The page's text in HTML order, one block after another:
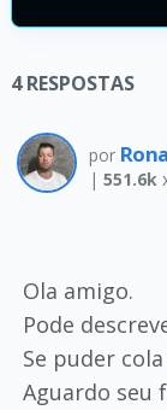
4RESPOSTAS
por
| 551.6k
Ola amigo.
Pode
Se puder
Aguardo seu